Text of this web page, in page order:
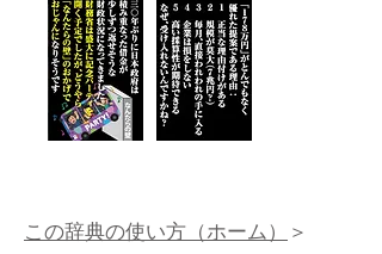
この辞典の使い方（ホーム）＞